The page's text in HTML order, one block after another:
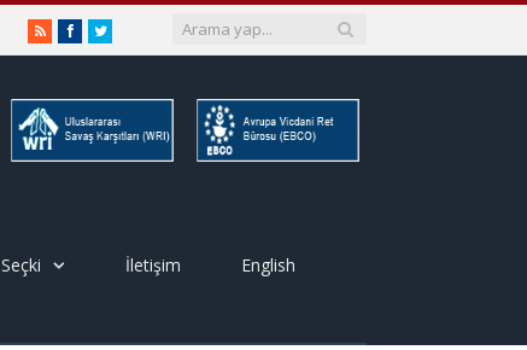
RSSFacebookTwitter
Seçki İletişim English